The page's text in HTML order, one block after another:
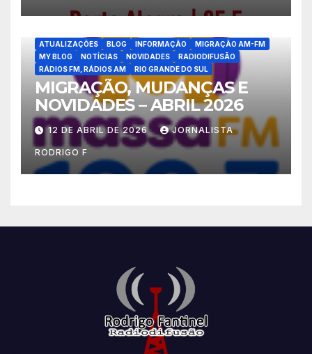
ATUALIZAÇÕES BLOG INFORMAÇÃO
MIGRAÇÃO AM-FM
MY BLOG
NOTÍCIAS NOVIDADES
RADIODIFUSÃO
RÁDIOS FM, RÁDIOS AM
RIO GRANDE DO SUL
MIGRAÇÃO, MUDANÇAS E
NOVIDADES – ABRIL 2026
12 DE ABRIL DE 2026 JORNALISTA
RODRIGO F